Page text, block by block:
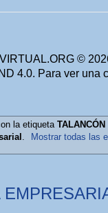
©
4.0. Para ver una
la etiqueta
. Mostrar todas las